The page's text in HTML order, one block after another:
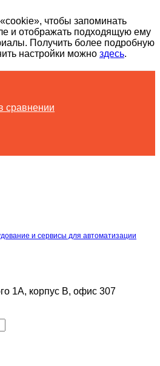
чтобы запоминать
и отображать подходящую ему
Получить более подробную
настройки можно здесь.
сравнении
и сервисы для автоматизации
1А, корпус B, офис 307